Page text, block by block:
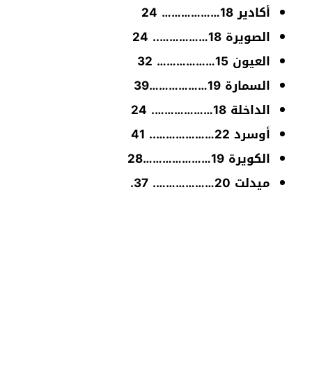
أكادير 18……………… 24
الصويرة 18…………….. 24
العيون 15……………… 32
السمارة 19………………39
الداخلة 18………………. 24
أوسرد 22……………….. 41
الكويرة 19…………………28
ميدلت 20………………. 37.